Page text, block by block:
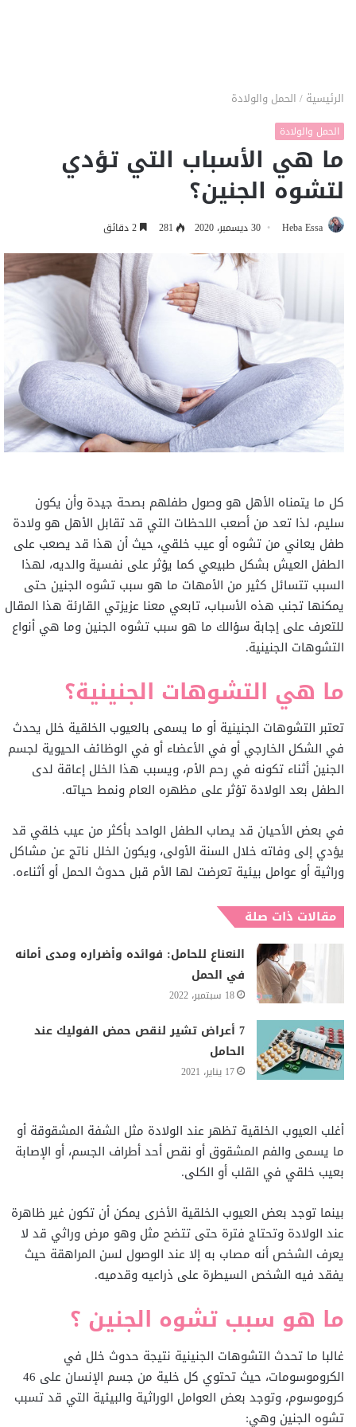
الرئيسية / الحمل والولادة
الحمل والولادة
ما هي الأسباب التي تؤدي
لتشوه الجنين؟
Heba Essa 30 ديسمبر، 2020 281
كل ما يتمناه الأهل هو وصول طفلهم بصحة جيدة وأن يكون
سليم، لذا تعد من أصعب اللحظات التي قد تقابل الأهل هو ولادة
طفل يعاني من تشوه أو عيب خلقي، حيث أن هذا قد يصعب على
الطفل العيش بشكل طبيعي كما يؤثر على نفسية والديه، لهذا
السبب تتسائل كثير من الأمهات ما هو سبب تشوه الجنين حتى
يمكنها تجنب هذه الأسباب، تابعي معنا عزيزتي القارئة هذا المقال
للتعرف على إجابة سؤالك ما هو سبب تشوه الجنين وما هي أنواع
التشوهات الجنينية.
ما هي التشوهات الجنينية؟
تعتبر التشوهات الجنينية أو ما يسمى بالعيوب الخلقية خلل يحدث
في الشكل الخارجي أو في الأعضاء أو في الوظائف الحيوية لجسم
الجنين أثناء تكونه في رحم الأم، ويسبب هذا الخلل إعاقة لدى
الطفل بعد الولادة تؤثر على مظهره العام ونمط حياته.
في بعض الأحيان قد يصاب الطفل الواحد بأكثر من عيب خلقي قد
يؤدي إلى وفاته خلال السنة الأولى، ويكون الخلل ناتج عن مشاكل
وراثية أو عوامل بيئية تعرضت لها الأم قبل حدوث الحمل أو أثناءه.
مقالات ذات صلة
النعناع للحامل: فوائده وأضراره ومدى أمانه
في الحمل
18 سبتمبر، 2022
7 أعراض تشير لنقص حمض الفوليك عند
الحامل
17 يناير، 2021
أغلب العيوب الخلقية تظهر عند الولادة مثل الشفة المشقوقة أو
ما يسمى والفم المشقوق أو نقص أحد أطراف الجسم، أو الإصابة
بعيب خلقي في القلب أو الكلى.
بينما توجد بعض العيوب الخلقية الأخرى يمكن أن تكون غير ظاهرة
عند الولادة وتحتاج فترة حتى تتضح مثل وهو مرض وراثي قد لا
يعرف الشخص أنه مصاب به إلا عند الوصول لسن المراهقة حيث
يفقد فيه الشخص السيطرة على ذراعيه وقدميه.
ما هو سبب تشوه الجنين ؟
غالبا ما تحدث التشوهات الجنينية نتيجة حدوث خلل في
الكروموسومات، حيث تحتوي كل خلية من جسم الإنسان على 46
كروموسوم، وتوجد بعض العوامل الوراثية والبيئية التي قد تسبب
تشوه الجنين وهي: